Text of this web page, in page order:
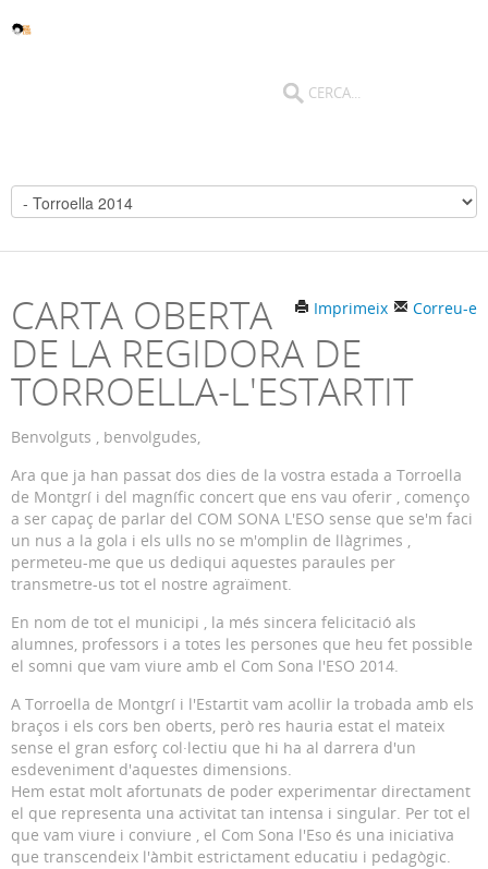
Correu-e
Imprimeix
CARTA OBERTA
DE LA REGIDORA DE
TORROELLA-L'ESTARTIT
Benvolguts , benvolgudes,
Ara que ja han passat dos dies de la vostra estada a Torroella
de Montgrí i del magnífic concert que ens vau oferir , començo
a ser capaç de parlar del COM SONA L'ESO sense que se'm faci
un nus a la gola i els ulls no se m'omplin de llàgrimes ,
permeteu-me que us dediqui aquestes paraules per
transmetre-us tot el nostre agraïment.
En nom de tot el municipi , la més sincera felicitació als
alumnes, professors i a totes les persones que heu fet possible
el somni que vam viure amb el Com Sona l'ESO 2014.
A Torroella de Montgrí i l'Estartit vam acollir la trobada amb els
braços i els cors ben oberts, però res hauria estat el mateix
sense el gran esforç col·lectiu que hi ha al darrera d'un
esdeveniment d'aquestes dimensions.
Hem estat molt afortunats de poder experimentar directament
el que representa una activitat tan intensa i singular. Per tot el
que vam viure i conviure , el Com Sona l'Eso és una iniciativa
que transcendeix l'àmbit estrictament educatiu i pedagògic.